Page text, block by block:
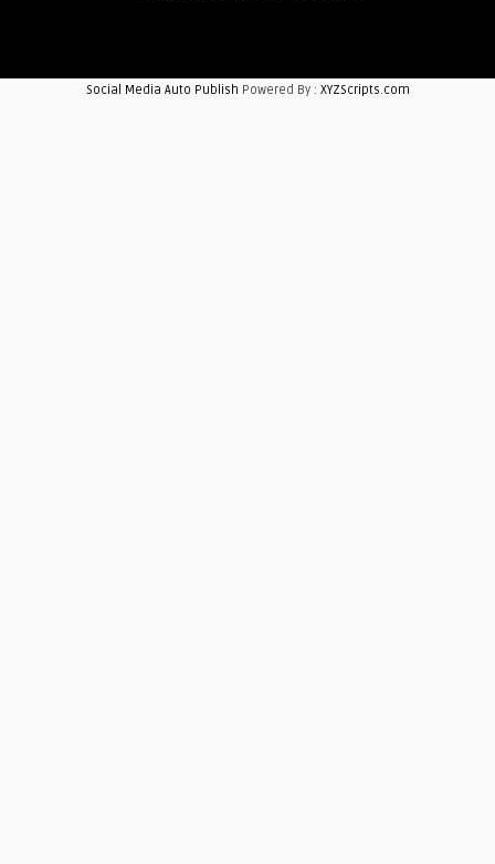
Social Media Auto Publish Powered By : XYZScripts.com